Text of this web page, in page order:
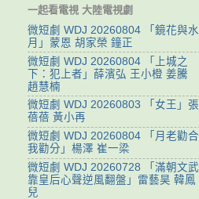
一起看電視 大陸電視劇
微短劇 WDJ 20260804 「鏡花與水
月」蒙恩 胡家榮 鐘正
微短劇 WDJ 20260804 「上城之
下：犯上者」薛濱弘 王小橙 姜騰
趙慧楠
微短劇 WDJ 20260803 「女王」張
蓓蓓 黃小再
微短劇 WDJ 20260804 「月老勸合
我勸分」楊澤 崔一梁
微短劇 WDJ 20260728 「滿朝文武
靠皇后心聲逆風翻盤」雷藝昊 韓鳳
兒